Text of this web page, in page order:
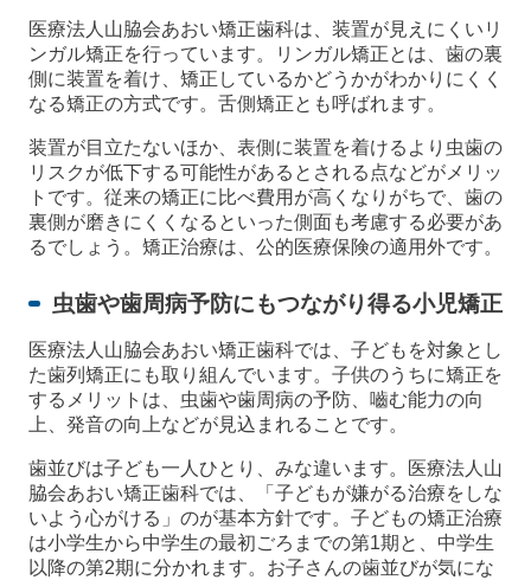
医療法人山脇会あおい矯正歯科は、装置が見えにくいリ
ンガル矯正を行っています。リンガル矯正とは、歯の裏
側に装置を着け、矯正しているかどうかがわかりにくく
なる矯正の方式です。舌側矯正とも呼ばれます。
装置が目立たないほか、表側に装置を着けるより虫歯の
リスクが低下する可能性があるとされる点などがメリッ
トです。従来の矯正に比べ費用が高くなりがちで、歯の
裏側が磨きにくくなるといった側面も考慮する必要があ
るでしょう。矯正治療は、公的医療保険の適用外です。
虫歯や歯周病予防にもつながり得る小児矯正
医療法人山脇会あおい矯正歯科では、子どもを対象とし
た歯列矯正にも取り組んでいます。子供のうちに矯正を
するメリットは、虫歯や歯周病の予防、嚙む能力の向
上、発音の向上などが見込まれることです。
歯並びは子ども一人ひとり、みな違います。医療法人山
脇会あおい矯正歯科では、「子どもが嫌がる治療をしな
いよう心がける」のが基本方針です。子どもの矯正治療
は小学生から中学生の最初ごろまでの第1期と、中学生
以降の第2期に分かれます。お子さんの歯並びが気にな